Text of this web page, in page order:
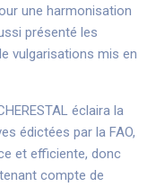
une harmonisation
présenté les
vulgarisations mis en
éclaira la
édictées par la FAO,
et efficiente, donc
compte de